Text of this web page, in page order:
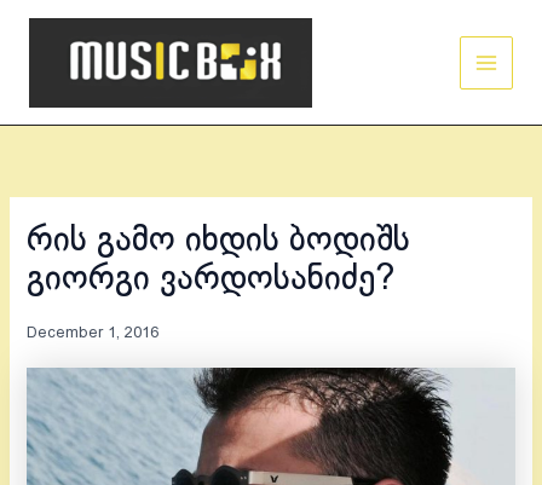
Skip
რის გამო იხდის ბოდიშს
გიორგი ვარდოსანიძე?
December 1, 2016